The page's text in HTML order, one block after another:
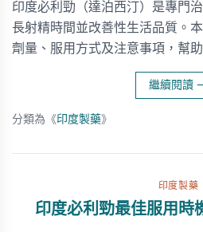
印度必利勁（達泊西汀）是專門
長射精時間並改善性生活品質。
劑量、服用方式及注意事項，幫
繼續閱讀
分類為《印度製藥》
印度製藥
印度必利勁最佳服用時